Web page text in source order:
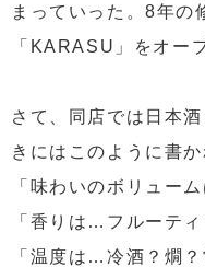
まっていった。8年の
「KARASU」をオー
さて、同店では日本
きにはこのように書か
「味わいのボリュー
「香りは…フルーテ
「温度は…冷酒？燗？